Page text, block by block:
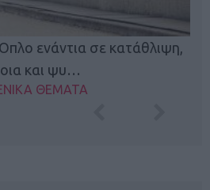
ενάντια σε κατάθλιψη,
και ψυ…
ΘΕΜΑΤΑ